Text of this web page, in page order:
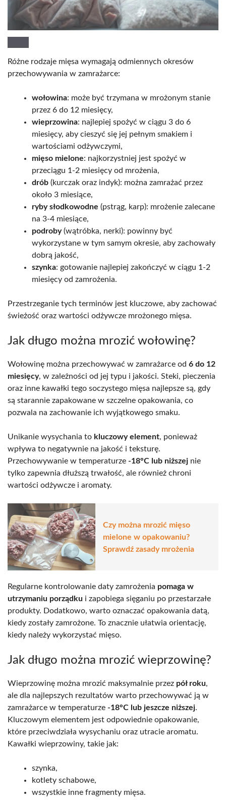
Różne rodzaje mięsa wymagają odmiennych okresów
przechowywania w zamrażarce:
wołowina: może być trzymana w mrożonym stanie
przez 6 do 12 miesięcy,
wieprzowina: najlepiej spożyć w ciągu 3 do 6
miesięcy, aby cieszyć się jej pełnym smakiem i
wartościami odżywczymi,
mięso mielone: najkorzystniej jest spożyć w
przeciągu 1-2 miesięcy od mrożenia,
drób (kurczak oraz indyk): można zamrażać przez
około 3 miesiące,
ryby słodkowodne (pstrąg, karp): mrożenie zalecane
na 3-4 miesiące,
podroby(wątróbka, nerki): powinny być
wykorzystane w tym samym okresie, aby zachowały
dobrą jakość,
szynka: gotowanie najlepiej zakończyć w ciągu 1-2
miesięcy od zamrożenia.
Przestrzeganie tych terminów jest kluczowe, aby zachować
świeżość oraz wartości odżywcze mrożonego mięsa.
Jak długo można mrozić wołowinę?
Wołowinę można przechowywać w zamrażarce od 6 do 12
miesięcy, w zależności od jej typu i jakości. Steki, pieczenia
oraz inne kawałki tego soczystego mięsa najlepsze są, gdy
są starannie zapakowane w szczelne opakowania, co
pozwala na zachowanie ich wyjątkowego smaku.
Unikanie wysychania to kluczowy element, ponieważ
wpływa to negatywnie na jakość i teksturę.
Przechowywanie w temperaturze -18°C lub niższej nie
tylko zapewnia dłuższą trwałość, ale również chroni
wartości odżywcze i aromaty.
Czy można mrozić mięso
mielone w opakowaniu?
Sprawdź zasady mrożenia
Regularne kontrolowanie daty zamrożenia pomaga w
utrzymaniu porządku i zapobiega sięganiu po przestarzałe
produkty. Dodatkowo, warto oznaczać opakowania datą,
kiedy zostały zamrożone. To znacznie ułatwia orientację,
kiedy należy wykorzystać mięso.
Jak długo można mrozić wieprzowinę?
Wieprzowinę można mrozić maksymalnie przez pół roku,
ale dla najlepszych rezultatów warto przechowywać ją w
zamrażarce w temperaturze -18°C lub jeszcze niższej.
Kluczowym elementem jest odpowiednie opakowanie,
które przeciwdziała wysychaniu oraz utracie aromatu.
Kawałki wieprzowiny, takie jak:
szynka,
kotlety schabowe,
wszystkie inne fragmenty mięsa.